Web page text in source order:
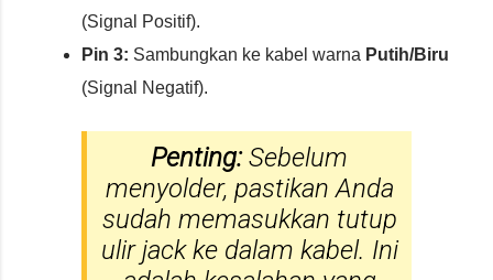
(Signal Positif).
Pin 3: Sambungkan ke kabel warna Putih/Biru
(Signal Negatif).
Penting:Sebelum
menyolder, pastikan Anda
sudah memasukkan tutup
ulir jack ke dalam kabel. Ini